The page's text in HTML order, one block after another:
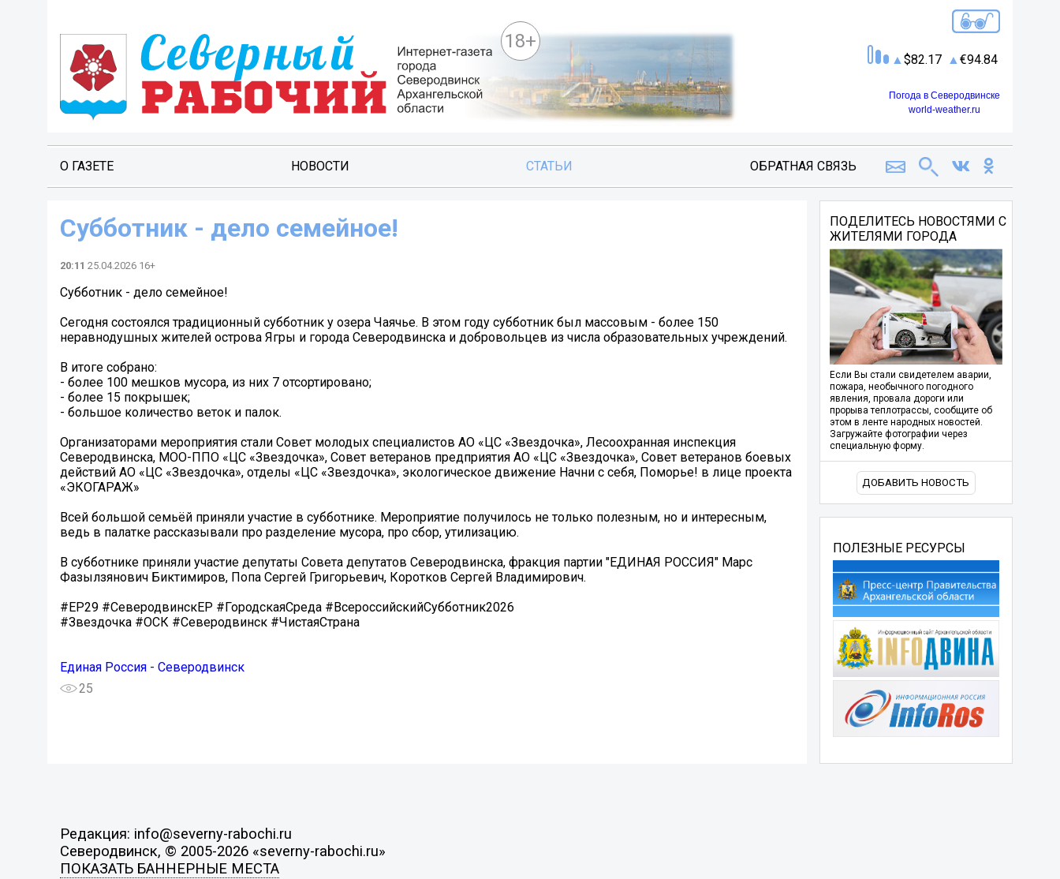
18+
82.17 94.84
Погода в Северодвинске
world-weather.ru
О ГАЗЕТЕ НОВОСТИ СТАТЬИ ОБРАТНАЯ СВЯЗЬ
Субботник - дело семейное!
20:11 25.04.2026 16+
Субботник - дело семейное!
Сегодня состоялся традиционный субботник у озера Чаячье. В этом году субботник был массовым - более 150
неравнодушных жителей острова Ягры и города Северодвинска и добровольцев из числа образовательных учреждений.
В итоге собрано:
- более 100 мешков мусора, из них 7 отсортировано;
- более 15 покрышек;
- большое количество веток и палок.
Организаторами мероприятия стали Совет молодых специалистов АО «ЦС «Звездочка», Лесоохранная инспекция
Северодвинска, МОО-ППО «ЦС «Звездочка», Совет ветеранов предприятия АО «ЦС «Звездочка», Совет ветеранов боевых
действий АО «ЦС «Звездочка», отделы «ЦС «Звездочка», экологическое движение Начни с себя, Поморье! в лице проекта
«ЭКОГАРАЖ»
Всей большой семьёй приняли участие в субботнике. Мероприятие получилось не только полезным, но и интересным,
ведь в палатке рассказывали про разделение мусора, про сбор, утилизацию.
В субботнике приняли участие депутаты Совета депутатов Северодвинска, фракция партии "ЕДИНАЯ РОССИЯ" Марс
Фазылзянович Биктимиров, Попа Сергей Григорьевич, Коротков Сергей Владимирович.
#ЕР29 #СеверодвинскЕР #ГородскаяСреда #ВсероссийскийСубботник2026
#Звездочка #ОСК #Северодвинск #ЧистаяСтрана
Единая Россия - Северодвинск
25
ПОДЕЛИТЕСЬ НОВОСТЯМИ С
ЖИТЕЛЯМИ ГОРОДА
Если Вы стали свидетелем аварии,
пожара, необычного погодного
явления, провала дороги или
прорыва теплотрассы, сообщите об
этом в ленте народных новостей.
Загружайте фотографии через
специальную форму.
ДОБАВИТЬ НОВОСТЬ
ПОЛЕЗНЫЕ РЕСУРСЫ
Редакция: info@severny-rabochi.ru
Северодвинск, © 2005-2026 «severny-rabochi.ru»
ПОКАЗАТЬ БАННЕРНЫЕ МЕСТА